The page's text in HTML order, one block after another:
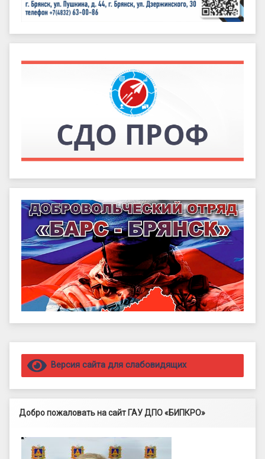
Правый сайдбар
Версия сайта для слабовидящих
Добро пожаловать на сайт ГАУ ДПО «БИПКРО»